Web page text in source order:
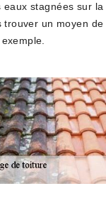
eaux stagnées sur
un moyen de